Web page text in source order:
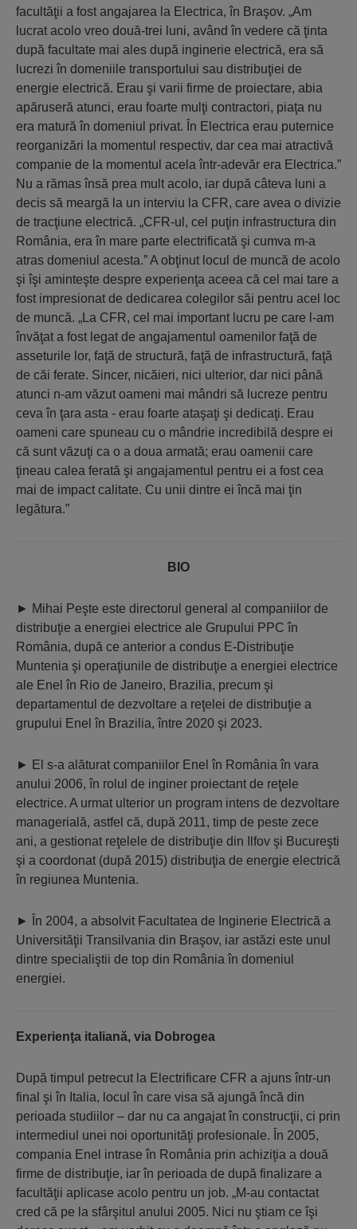
facultăţii a fost angajarea la Electrica, în Braşov. „Am
lucrat acolo vreo două-trei luni, având în vedere că ţinta
după facultate mai ales după inginerie electrică, era să
lucrezi în domeniile transportului sau distribuţiei de
energie electrică. Erau şi varii firme de proiectare, abia
apăruseră atunci, erau foarte mulţi contractori, piaţa nu
era matură în domeniul privat. În Electrica erau puternice
reorganizări la momentul respectiv, dar cea mai atractivă
companie de la momentul acela într-adevăr era Electrica.”
Nu a rămas însă prea mult acolo, iar după câteva luni a
decis să meargă la un interviu la CFR, care avea o divizie
de tracţiune electrică. „CFR-ul, cel puţin infrastructura din
România, era în mare parte electrificată şi cumva m-a
atras domeniul acesta.” A obţinut locul de muncă de acolo
şi îşi aminteşte despre experienţa aceea că cel mai tare a
fost impresionat de dedicarea colegilor săi pentru acel loc
de muncă. „La CFR, cel mai important lucru pe care l-am
învăţat a fost legat de angajamentul oamenilor faţă de
asseturile lor, faţă de structură, faţă de infrastructură, faţă
de căi ferate. Sincer, nicăieri, nici ulterior, dar nici până
atunci n-am văzut oameni mai mândri să lucreze pentru
ceva în ţara asta - erau foarte ataşaţi şi dedicaţi. Erau
oameni care spuneau cu o mândrie incredibilă despre ei
că sunt văzuţi ca o a doua armată; erau oamenii care
ţineau calea ferată şi angajamentul pentru ei a fost cea
mai de impact calitate. Cu unii dintre ei încă mai ţin
legătura.”
BIO
►  Mihai Peşte este directorul general al companiilor de
distribuţie a energiei electrice ale Grupului PPC în
România, după ce anterior a condus E-Distribuţie
Muntenia şi operaţiunile de distribuţie a energiei electrice
ale Enel în Rio de Janeiro, Brazilia, precum şi
departamentul de dezvoltare a reţelei de distribuţie a
grupului Enel în Brazilia, între 2020 şi 2023.
►
 El s-a alăturat companiilor Enel în România în vara
anului 2006, în rolul de inginer proiectant de reţele
electrice. A urmat ulterior un program intens de dezvoltare
managerială, astfel că, după 2011, timp de peste zece
ani, a gestionat reţelele de distribuţie din Ilfov şi Bucureşti
şi a coordonat (după 2015) distribuţia de energie electrică
în regiunea Muntenia.
►
 În 2004, a absolvit Facultatea de Inginerie Electrică a
Universităţii Transilvania din Braşov, iar astăzi este unul
dintre specialiştii de top din România în domeniul
energiei.
Experienţa italiană, via Dobrogea
După timpul petrecut la Electrificare CFR a ajuns într-un
final şi în Italia, locul în care visa să ajungă încă din
perioada studiilor – dar nu ca angajat în construcţii, ci prin
intermediul unei noi oportunităţi profesionale. În 2005,
compania Enel intrase în România prin achiziţia a două
firme de distribuţie, iar în perioada de după finalizare a
facultăţii aplicase acolo pentru un job. „M-au contactat
cred că pe la sfârşitul anului 2005. Nici nu ştiam ce îşi